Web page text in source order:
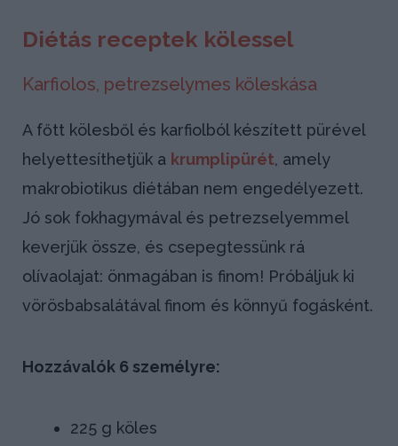
Diétás receptek kölessel
Karfiolos, petrezselymes köleskása
A főtt kölesből és karfiolból készített pürével
helyettesíthetjük a krumplipürét, amely
makrobiotikus diétában nem engedélyezett.
Jó sok fokhagymával és petrezselyemmel
keverjük össze, és csepegtessünk rá
olívaolajat: önmagában is finom! Próbáljuk ki
vörösbabsalátával finom és könnyű fogásként.
Hozzávalók 6 személyre:
225 g köles